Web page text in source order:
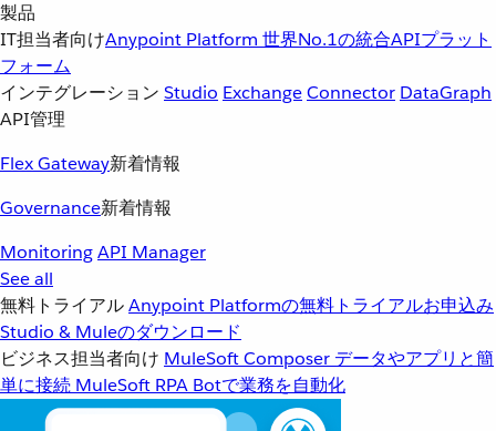
製品
IT担当者向けAnypoint Platform 世界No.1の統合APIプラット
フォーム
インテグレーション Studio ExchangeConnector DataGraph
API管理
Flex Gateway新着情報
Governance新着情報
MonitoringAPI Manager
See all
無料トライアルAnypoint Platformの無料トライアルお申込み
Studio & Muleのダウンロード
ビジネス担当者向け MuleSoft Composer データやアプリと簡
単に接続 MuleSoft RPA Botで業務を自動化